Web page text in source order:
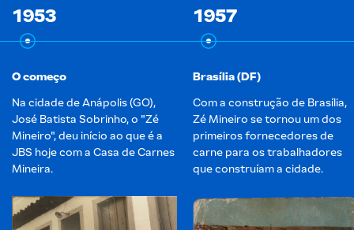
1953
O começo
Na cidade de Anápolis (GO),
José Batista Sobrinho, o "Zé
Mineiro", deu início ao que é a
JBS hoje com a Casa de Carnes
Mineira.
1957
Brasília (DF)
Com a construção de Brasília,
Zé Mineiro se tornou um dos
primeiros fornecedores de
carne para os trabalhadores
que construíam a cidade.